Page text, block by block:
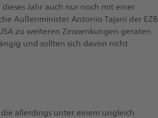
Jahr auch nur noch mit einer
Außenminister Antonio Tajani der EZB
zu weiteren Zinssenkungen geraten.
und sollten sich davon nicht
die allerdings unter einem ungleich